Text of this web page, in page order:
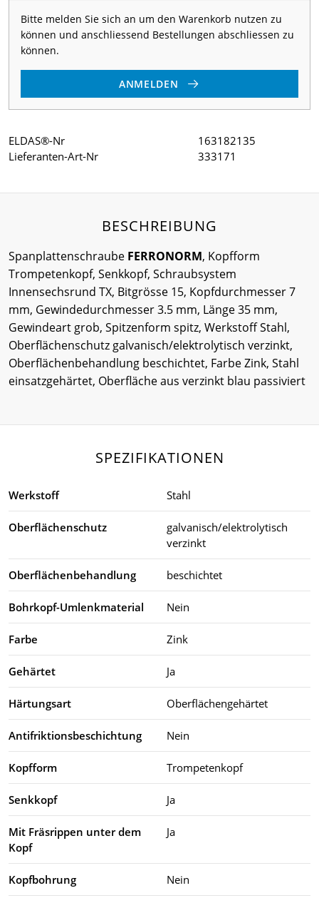
Bitte melden Sie sich an um den Warenkorb nutzen zu
können und anschliessend Bestellungen abschliessen zu
können.
ANMELDEN
ELDAS®-Nr
163182135
Lieferanten-Art-Nr
333171
BESCHREIBUNG
Spanplattenschraube FERRONORM, Kopfform
Trompetenkopf, Senkkopf, Schraubsystem
Innensechsrund TX, Bitgrösse 15, Kopfdurchmesser 7
mm, Gewindedurchmesser 3.5 mm, Länge 35 mm,
Gewindeart grob, Spitzenform spitz, Werkstoff Stahl,
Oberflächenschutz galvanisch/elektrolytisch verzinkt,
Oberflächenbehandlung beschichtet, Farbe Zink, Stahl
einsatzgehärtet, Oberfläche aus verzinkt blau passiviert
SPEZIFIKATIONEN
Werkstoff Stahl
Oberflächenschutz
galvanisch/elektrolytisch
verzinkt
Oberflächenbehandlung beschichtet
Bohrkopf-Umlenkmaterial Nein
Farbe Zink
Gehärtet Ja
Härtungsart Oberflächengehärtet
Antifriktionsbeschichtung Nein
Kopfform Trompetenkopf
Senkkopf Ja
Mit Fräsrippen unter dem
Kopf
Ja
Kopfbohrung Nein